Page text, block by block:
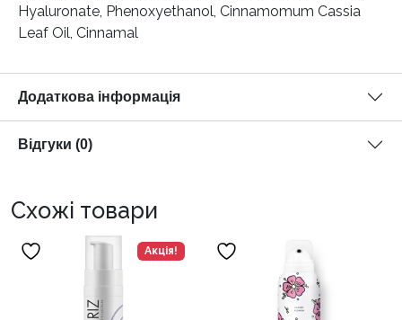
Hyaluronate, Phenoxyethanol, Cinnamomum Cassia
Leaf Oil, Cinnamal
Додаткова інформація
Відгуки (0)
Схожі товари
Акція!